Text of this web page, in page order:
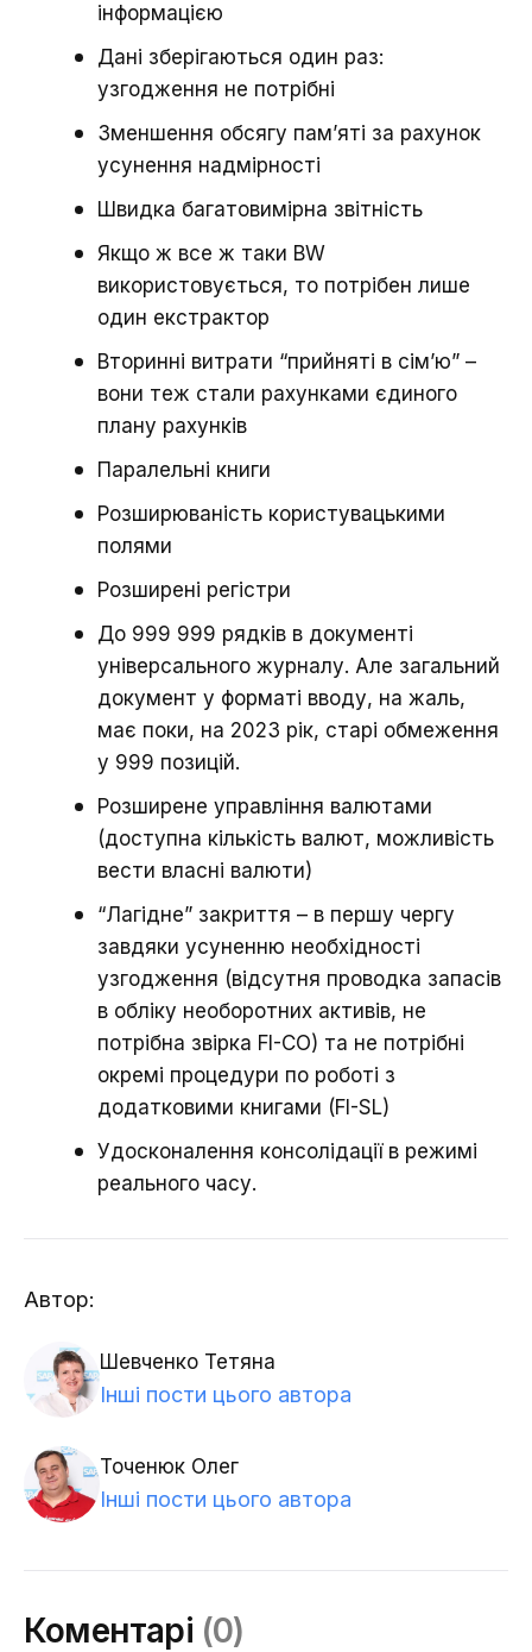
інформацією
Дані зберігаються один раз:
узгодження не потрібні
Зменшення обсягу пам’яті за рахунок
усунення надмірності
Швидка багатовимірна звітність
Якщо ж все ж таки BW
використовується, то потрібен лише
один екстрактор
Вторинні витрати “прийняті в сім’ю” –
вони теж стали рахунками єдиного
плану рахунків
Паралельні книги
Розширюваність користувацькими
полями
Розширені регістри
До 999 999 рядків в документі
універсального журналу. Але загальний
документ у форматі вводу, на жаль,
має поки, на 2023 рік, старі обмеження
у 999 позицій.
Розширене управління валютами
(доступна кількість валют, можливість
вести власні валюти)
“Лагідне” закриття – в першу чергу
завдяки усуненню необхідності
узгодження (відсутня проводка запасів
в обліку необоротних активів, не
потрібна звірка FI-CO) та не потрібні
окремі процедури по роботі з
додатковими книгами (FI-SL)
Удосконалення консолідації в режимі
реального часу.
Автор:
Шевченко Тетяна
Інші пости цього автора
Точенюк Олег
Інші пости цього автора
Коментарі (0)